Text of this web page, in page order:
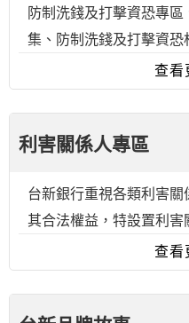
防制洗錢及打擊資恐專
集、防制洗錢及打擊資恐
查看
利害關係人專區
台新銀行重視各類利害
其合法權益，特設置利害
係人的聯絡窗口，以保持
查看